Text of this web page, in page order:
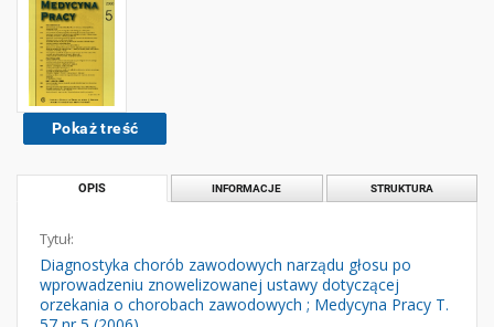
Pokaż treść
OPIS INFORMACJE STRUKTURA
Tytuł:
Diagnostyka chorób zawodowych narządu głosu po
wprowadzeniu znowelizowanej ustawy dotyczącej
orzekania o chorobach zawodowych ; Medycyna Pracy T.